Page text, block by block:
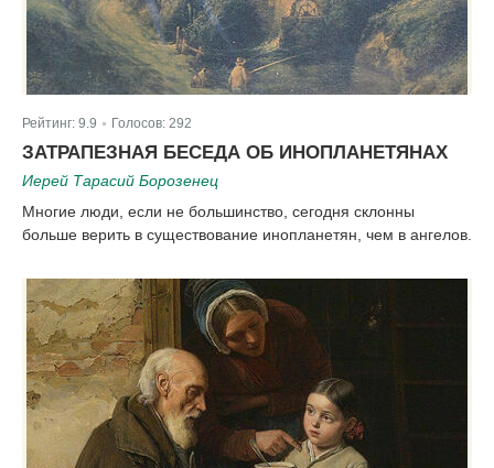
Рейтинг: 9.9 Голосов: 292
ЗАТРАПЕЗНАЯ БЕСЕДА ОБ ИНОПЛАНЕТЯНАХ
Иерей Тарасий Борозенец
Многие люди, если не большинство, сегодня склонны
больше верить в существование инопланетян, чем в ангелов.